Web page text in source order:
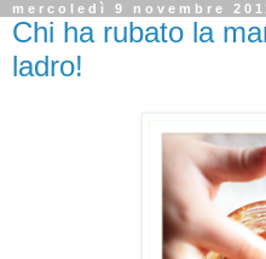
mercoledì 9 novembre
Chi ha rubato la
ladro!